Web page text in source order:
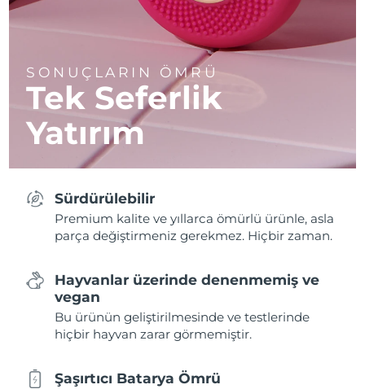
SONUÇLARIN ÖMRÜ
Tek Seferlik
Yatırım
Sürdürülebilir
Premium kalite ve yıllarca ömürlü ürünle, asla
parça değiştirmeniz gerekmez. Hiçbir zaman.
Hayvanlar üzerinde denenmemiş ve
vegan
Bu ürünün geliştirilmesinde ve testlerinde
hiçbir hayvan zarar görmemiştir.
Şaşırtıcı Batarya Ömrü